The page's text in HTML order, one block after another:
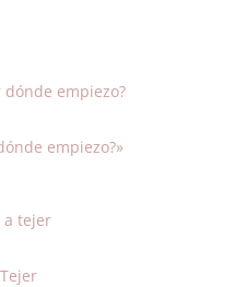
empiezo?»